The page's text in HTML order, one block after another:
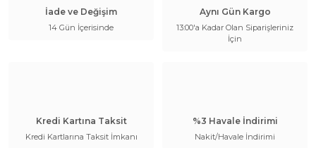
İade ve Değişim
14 Gün İçerisinde
Aynı Gün Kargo
13:00'a Kadar Olan Siparişleriniz
İçin
Kredi Kartına Taksit
Kredi Kartlarına Taksit İmkanı
%3 Havale İndirimi
Nakit/Havale İndirimi